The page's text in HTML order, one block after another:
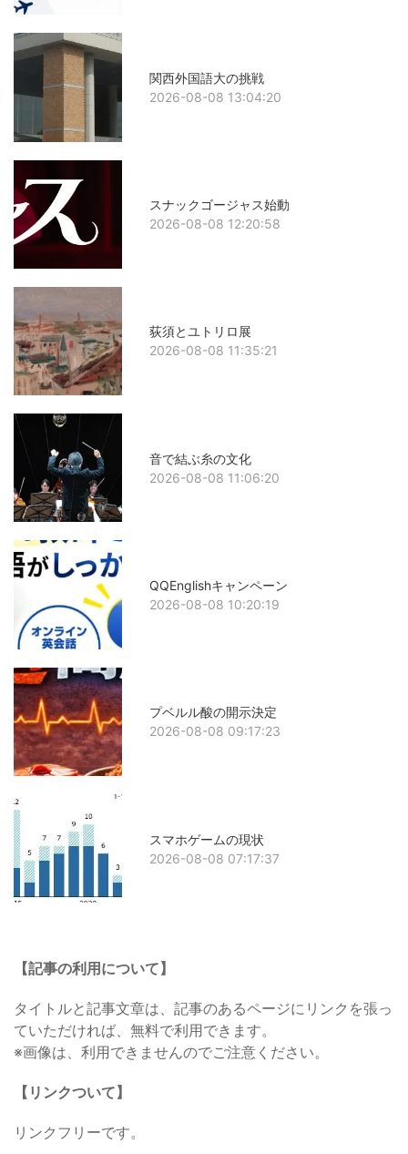
関西外国語大の挑戦
2026-08-08 13:04:20
スナックゴージャス始動
2026-08-08 12:20:58
荻須とユトリロ展
2026-08-08 11:35:21
音で結ぶ糸の文化
2026-08-08 11:06:20
QQEnglishキャンペーン
2026-08-08 10:20:19
プベルル酸の開示決定
2026-08-08 09:17:23
スマホゲームの現状
2026-08-08 07:17:37
【記事の利用について】
タイトルと記事文章は、記事のあるページにリンクを張っ
ていただければ、無料で利用できます。
※画像は、利用できませんのでご注意ください。
【リンクついて】
リンクフリーです。